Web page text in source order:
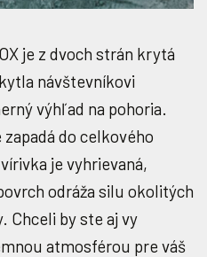
je z dvoch strán krytá
návštevníkovi
výhľad na pohoria.
do celkového
je vyhrievaná,
odráža silu okolitých
Chceli by ste aj vy
atmosférou pre váš